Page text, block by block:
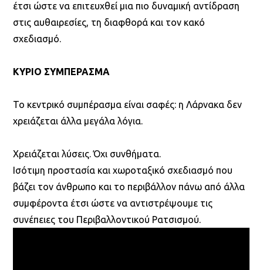
έτσι ώστε να επιτευχθεί μια πιο δυναμική αντίδραση
στις αυθαιρεσίες, τη διαφθορά και τον κακό
σχεδιασμό.
ΚΥΡΙΟ ΣΥΜΠΕΡΑΣΜΑ
Το κεντρικό συμπέρασμα είναι σαφές: η Λάρνακα δεν
χρειάζεται άλλα μεγάλα λόγια.
Χρειάζεται λύσεις. Όχι συνθήματα.
Ισότιμη προστασία και χωροταξικό σχεδιασμό που
βάζει τον άνθρωπο και το περιβάλλον πάνω από άλλα
συμφέροντα έτσι ώστε να αντιστρέψουμε τις
συνέπειες του Περιβαλλοντικού Ρατσισμού.